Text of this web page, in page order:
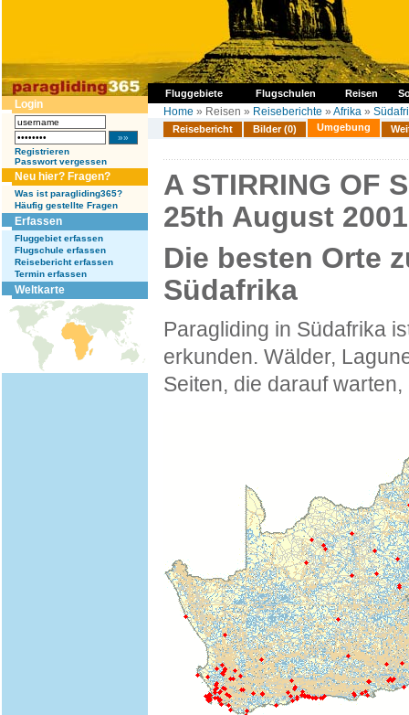
Fluggebiete Flugschulen Reisen
Login
Registrieren
Passwort vergessen
Neu hier? Fragen?
Was ist paragliding365?
Häufig gestellte Fragen
Erfassen
Fluggebiet erfassen
Flugschule erfassen
Reisebericht erfassen
Termin erfassen
Weltkarte
Home » Reisen » Reiseberichte » Afrika »
Reisebericht Bilder (0) Umgebung
A STIRRING OF
25th August 2001
Die besten Orte
Südafrika
Paragliding in Südafrika
erkunden. Wälder,
Seiten, die darauf